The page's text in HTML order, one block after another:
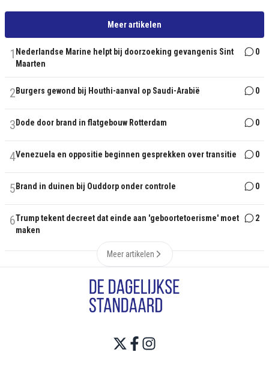
Meer artikelen
1 Nederlandse Marine helpt bij doorzoeking gevangenis Sint
Maarten
0
2 Burgers gewond bij Houthi-aanval op Saudi-Arabië 0
3 Dode door brand in flatgebouw Rotterdam 0
4Venezuela en oppositie beginnen gesprekken over transitie 0
5 Brand in duinen bij Ouddorp onder controle 0
6Trump tekent decreet dat einde aan 'geboortetoerisme' moet
maken
2
Meer artikelen